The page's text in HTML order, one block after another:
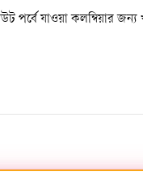
যাওয়া কলম্বিয়ার